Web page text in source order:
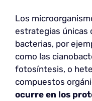
Los
estrategias únicas
bacterias, por
como las
fotosíntesis, o
compuestos
ocurre en los